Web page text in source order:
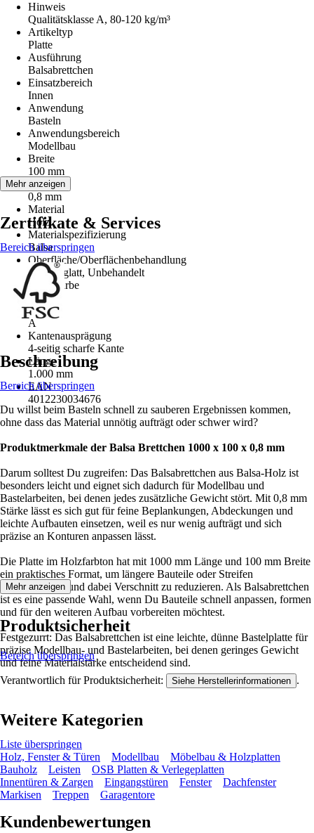
Hinweis
Qualitätsklasse A, 80-120 kg/m³
Artikeltyp
Platte
Ausführung
Balsabrettchen
Einsatzbereich
Innen
Anwendung
Basteln
Anwendungsbereich
Modellbau
Breite
100 mm
Stärke
0,8 mm
Material
Holz
Materialspezifizierung
Balsa
Oberfläche/Oberflächenbehandlung
2-seitig glatt, Unbehandelt
Grundfarbe
Holz
Qualität
A
Kantenausprägung
4-seitig scharfe Kante
Länge
1.000 mm
EAN
4012230034676
Mehr anzeigen
Zertifikate & Services
Bereich überspringen
Beschreibung
Bereich überspringen
Du willst beim Basteln schnell zu sauberen Ergebnissen kommen,
ohne dass das Material unnötig aufträgt oder schwer wird?
Produktmerkmale der Balsa Brettchen 1000 x 100 x 0,8 mm
Darum solltest Du zugreifen: Das Balsabrettchen aus Balsa-Holz ist
besonders leicht und eignet sich dadurch für Modellbau und
Bastelarbeiten, bei denen jedes zusätzliche Gewicht stört. Mit 0,8 mm
Stärke lässt es sich gut für feine Beplankungen, Abdeckungen und
leichte Aufbauten einsetzen, weil es nur wenig aufträgt und sich
präzise an Konturen anpassen lässt.
Die Platte im Holzfarbton hat mit 1000 mm Länge und 100 mm Breite
ein praktisches Format, um längere Bauteile oder Streifen
zuzuschneiden und dabei Verschnitt zu reduzieren. Als Balsabrettchen
ist es eine passende Wahl, wenn Du Bauteile schnell anpassen, formen
und für den weiteren Aufbau vorbereiten möchtest.
Festgezurrt: Das Balsabrettchen ist eine leichte, dünne Bastelplatte für
präzise Modellbau- und Bastelarbeiten, bei denen geringes Gewicht
und feine Materialstärke entscheidend sind.
Mehr anzeigen
Produktsicherheit
Bereich überspringen
Verantwortlich für Produktsicherheit: Siehe Herstellerinformationen .
Weitere Kategorien
Liste überspringen
Holz, Fenster & Türen
Modellbau
Möbelbau & Holzplatten
Bauholz
Leisten
OSB Platten & Verlegeplatten
Innentüren & Zargen
Eingangstüren Fenster
Dachfenster
Markisen
Treppen Garagentore
Kundenbewertungen